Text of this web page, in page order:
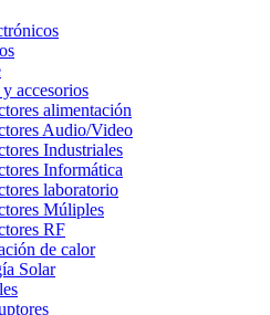
accesorios
alimentación
Audio/Video
Industriales
Informática
laboratorio
Múliples
RF
de calor
Solar